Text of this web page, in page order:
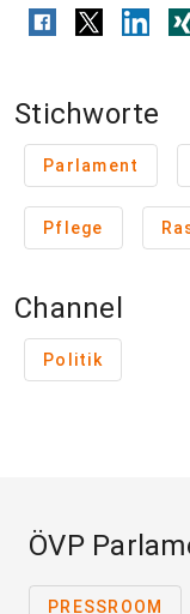
Stichworte
Parlament
Pflege
Channel
Politik
ÖVP
PRESSROOM